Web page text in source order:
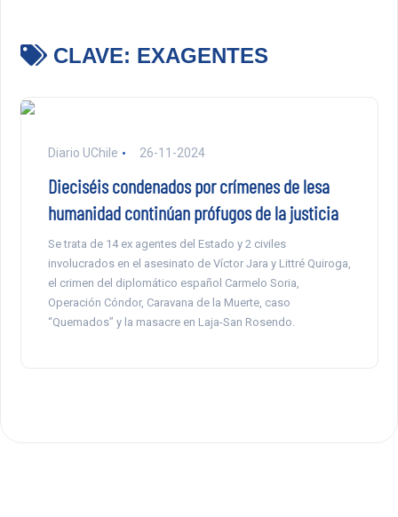
CLAVE: EXAGENTES
Diario UChile 26-11-2024
Dieciséis condenados por crímenes de lesa
humanidad continúan prófugos de la justicia
Se trata de 14 ex agentes del Estado y 2 civiles
involucrados en el asesinato de Víctor Jara y Littré Quiroga,
el crimen del diplomático español Carmelo Soria,
Operación Cóndor, Caravana de la Muerte, caso
“Quemados” y la masacre en Laja-San Rosendo.